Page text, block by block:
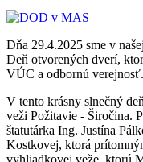
Dňa 29.4.2025 sme v
Deň otvorených dverí,
VÚC a odbornú verejnosť.
V tento krásny slnečný
veži Požitavie - Širočina.
štatutárka Ing. Justína
Kostkovej, ktorá
vyhliadkovej veže, ktorú